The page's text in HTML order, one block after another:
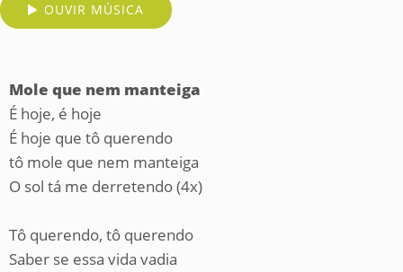
OUVIR MÚSICA
Mole que nem manteiga
É hoje, é hoje
É hoje que tô querendo
tô mole que nem manteiga
O sol tá me derretendo (4x)
Tô querendo, tô querendo
Saber se essa vida vadia